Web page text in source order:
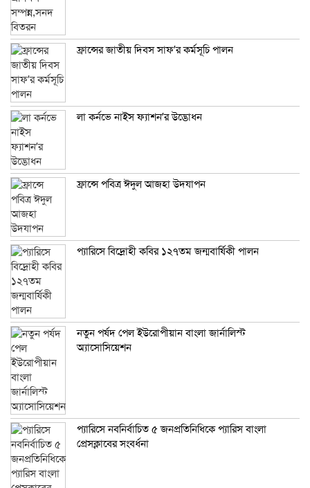
ফ্রান্সের জাতীয় দিবস সাফ’র কর্মসূচি পালন
লা কর্নভে নাইস ফ্যাশন’র উদ্ভোধন
ফ্রান্সে পবিত্র ঈদুল আজহা উদযাপন
প্যারিসে বিদ্রোহী কবির ১২৭তম জন্মবার্ষিকী পালন
নতুন পর্ষদ পেল ইউরোপীয়ান বাংলা জার্নালিস্ট
অ্যাসোসিয়েশন
প্যারিসে নবনির্বাচিত ৫ জনপ্রতিনিধিকে প্যারিস বাংলা
প্রেসক্লাবের সংবর্ধনা